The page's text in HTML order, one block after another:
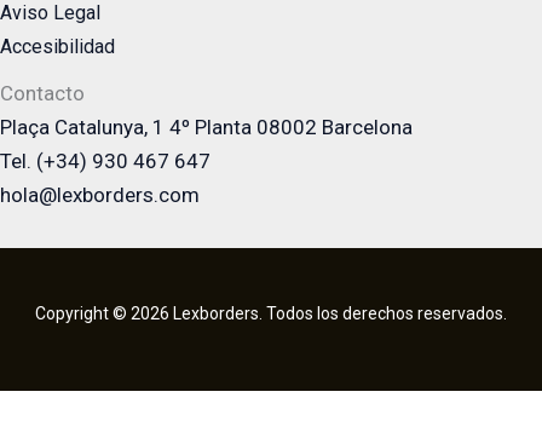
Aviso Legal
Accesibilidad
Contacto
Plaça Catalunya, 1 4º Planta 08002 Barcelona
Tel. (+34) 930 467 647
hola@lexborders.com
Copyright © 2026 Lexborders. Todos los derechos reservados.